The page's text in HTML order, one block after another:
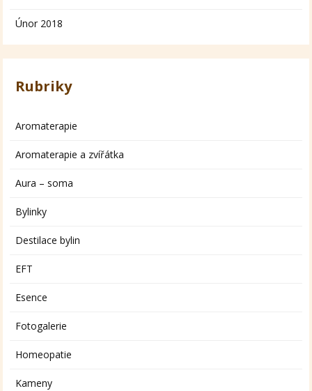
Únor 2018
Rubriky
Aromaterapie
Aromaterapie a zvířátka
Aura – soma
Bylinky
Destilace bylin
EFT
Esence
Fotogalerie
Homeopatie
Kameny